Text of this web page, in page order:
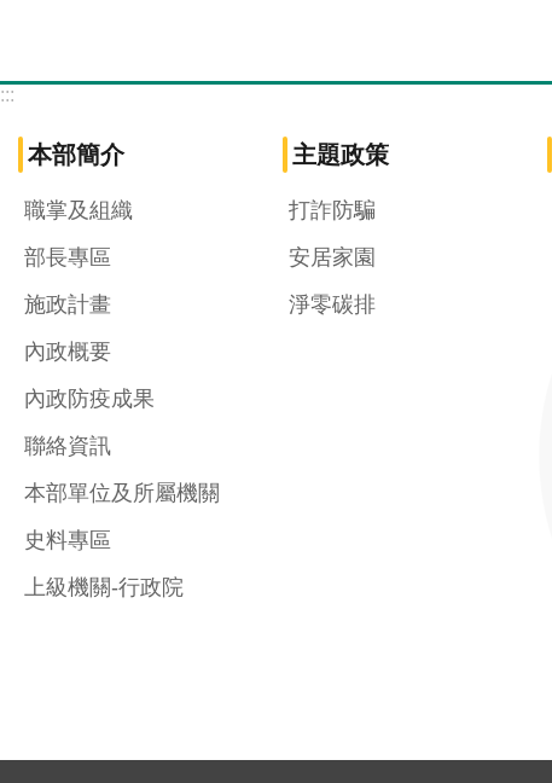
:::
本部簡介
職掌及組織
部長專區
施政計畫
內政概要
內政防疫成果
聯絡資訊
本部單位及所屬機關
史料專區
上級機關-行政院
主題政策
打詐防騙
安居家園
淨零碳排